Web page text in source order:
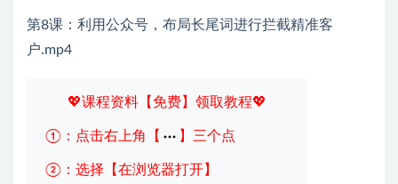
第8课：利用公众号，布局长尾词进行拦截精准客
户.mp4
💖课程资料【免费】领取教程💖
①：点击右上角【 】三个点
②：选择【在浏览器打开】